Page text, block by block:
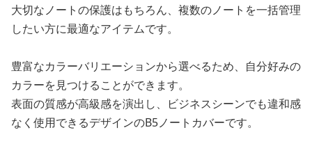
大切なノートの保護はもちろん、複数のノートを一括管理
したい方に最適なアイテムです。
豊富なカラーバリエーションから選べるため、自分好みの
カラーを見つけることができます。
表面の質感が高級感を演出し、ビジネスシーンでも違和感
なく使用できるデザインのB5ノートカバーです。